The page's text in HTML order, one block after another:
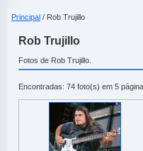
Principal / Rob Trujillo
Rob Trujillo
Fotos de Rob Trujillo.
Encontradas: 74 foto(s) em 5